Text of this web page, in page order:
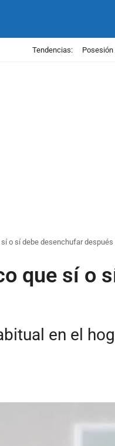
Tendencias: Posesión
o sí debe desenchufar
que sí o
en el